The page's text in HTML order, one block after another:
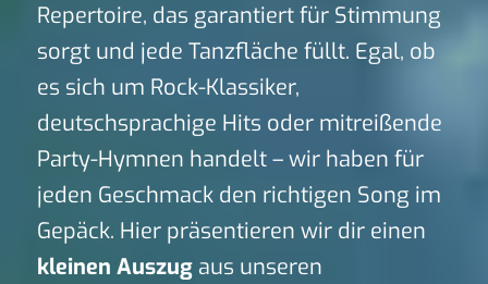
Repertoire, das garantiert für Stimmung
sorgt und jede Tanzfläche füllt. Egal, ob
es sich um Rock-Klassiker,
deutschsprachige Hits oder mitreißende
Party-Hymnen handelt – wir haben für
jeden Geschmack den richtigen Song im
Gepäck. Hier präsentieren wir dir einen
kleinen Auszugaus unseren